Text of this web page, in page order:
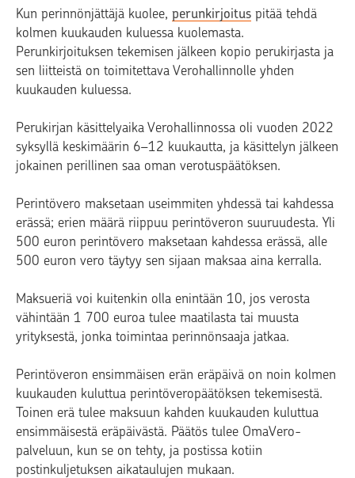
Kun perinnönjättäjä kuolee, perunkirjoitus pitää tehdä
kolmen kuukauden kuluessa kuolemasta.
Perunkirjoituksen tekemisen jälkeen kopio perukirjasta ja
sen liitteistä on toimitettava Verohallinnolle yhden
kuukauden kuluessa.
Perukirjan käsittelyaika Verohallinnossa oli vuoden 2022
syksyllä keskimäärin 6–12 kuukautta, ja käsittelyn jälkeen
jokainen perillinen saa oman verotuspäätöksen.
Perintövero maksetaan useimmiten yhdessä tai kahdessa
erässä; erien määrä riippuu perintöveron suuruudesta. Yli
500 euron perintövero maksetaan kahdessa erässä, alle
500 euron vero täytyy sen sijaan maksaa aina kerralla.
Maksueriä voi kuitenkin olla enintään 10, jos verosta
vähintään 1 700 euroa tulee maatilasta tai muusta
yrityksestä, jonka toimintaa perinnönsaaja jatkaa.
Perintöveron ensimmäisen erän eräpäivä on noin kolmen
kuukauden kuluttua perintöveropäätöksen tekemisestä.
Toinen erä tulee maksuun kahden kuukauden kuluttua
ensimmäisestä eräpäivästä. Päätös tulee OmaVero-
palveluun, kun se on tehty, ja postissa kotiin
postinkuljetuksen aikataulujen mukaan.